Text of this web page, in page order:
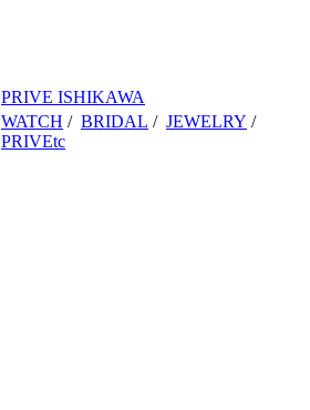
PRIVE ISHIKAWA
WATCH / BRIDAL / JEWELRY /
PRIVEtc